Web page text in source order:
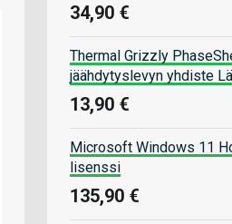
34,90 €
Thermal Grizzly
jäähdytyslevyn yhdiste
13,90 €
Microsoft Windows 11
lisenssi
135,90 €